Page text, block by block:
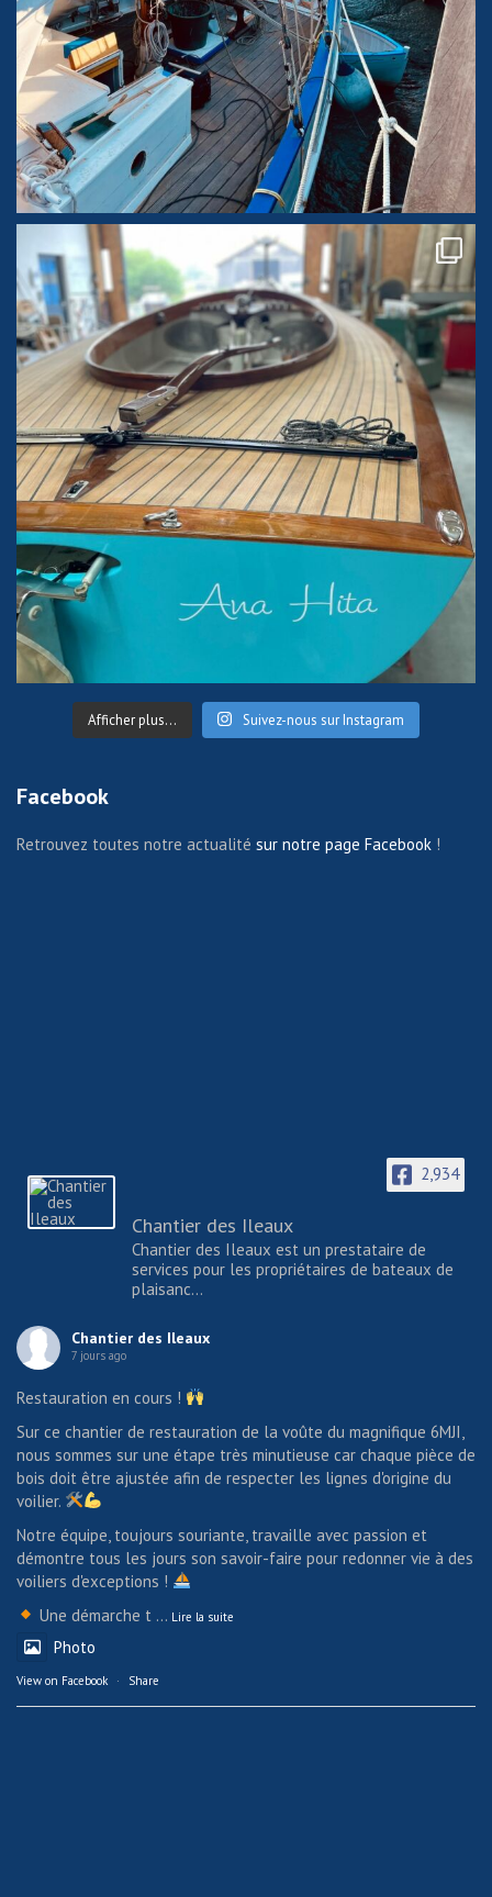
Afficher plus... Suivez-nous sur Instagram
Facebook
Retrouvez toutes notre actualité sur notre page Facebook !
2,934
Chantier des Ileaux
Chantier des Ileaux est un prestataire de
services pour les propriétaires de bateaux de
plaisanc...
Chantier des Ileaux
7 jours ago
Restauration en cours !
Sur ce chantier de restauration de la voûte du magnifique 6MJI,
nous sommes sur une étape très minutieuse car chaque pièce de
bois doit être ajustée afin de respecter les lignes d'origine du
voilier.
Notre équipe, toujours souriante, travaille avec passion et
démontre tous les jours son savoir-faire pour redonner vie à des
voiliers d'exceptions !
Une démarche t ... Lire la suite
Photo
View on Facebook · Share